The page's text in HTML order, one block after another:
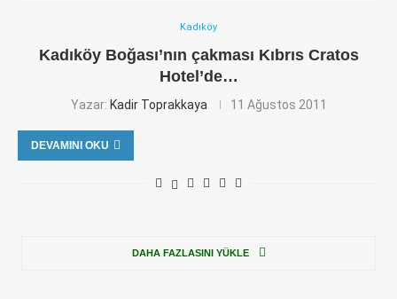
Kadıköy
Kadıköy Boğası’nın çakması Kıbrıs Cratos
Hotel’de…
Yazar: Kadir Toprakkaya 11 Ağustos 2011
DEVAMINI OKU
DAHA FAZLASINI YÜKLE